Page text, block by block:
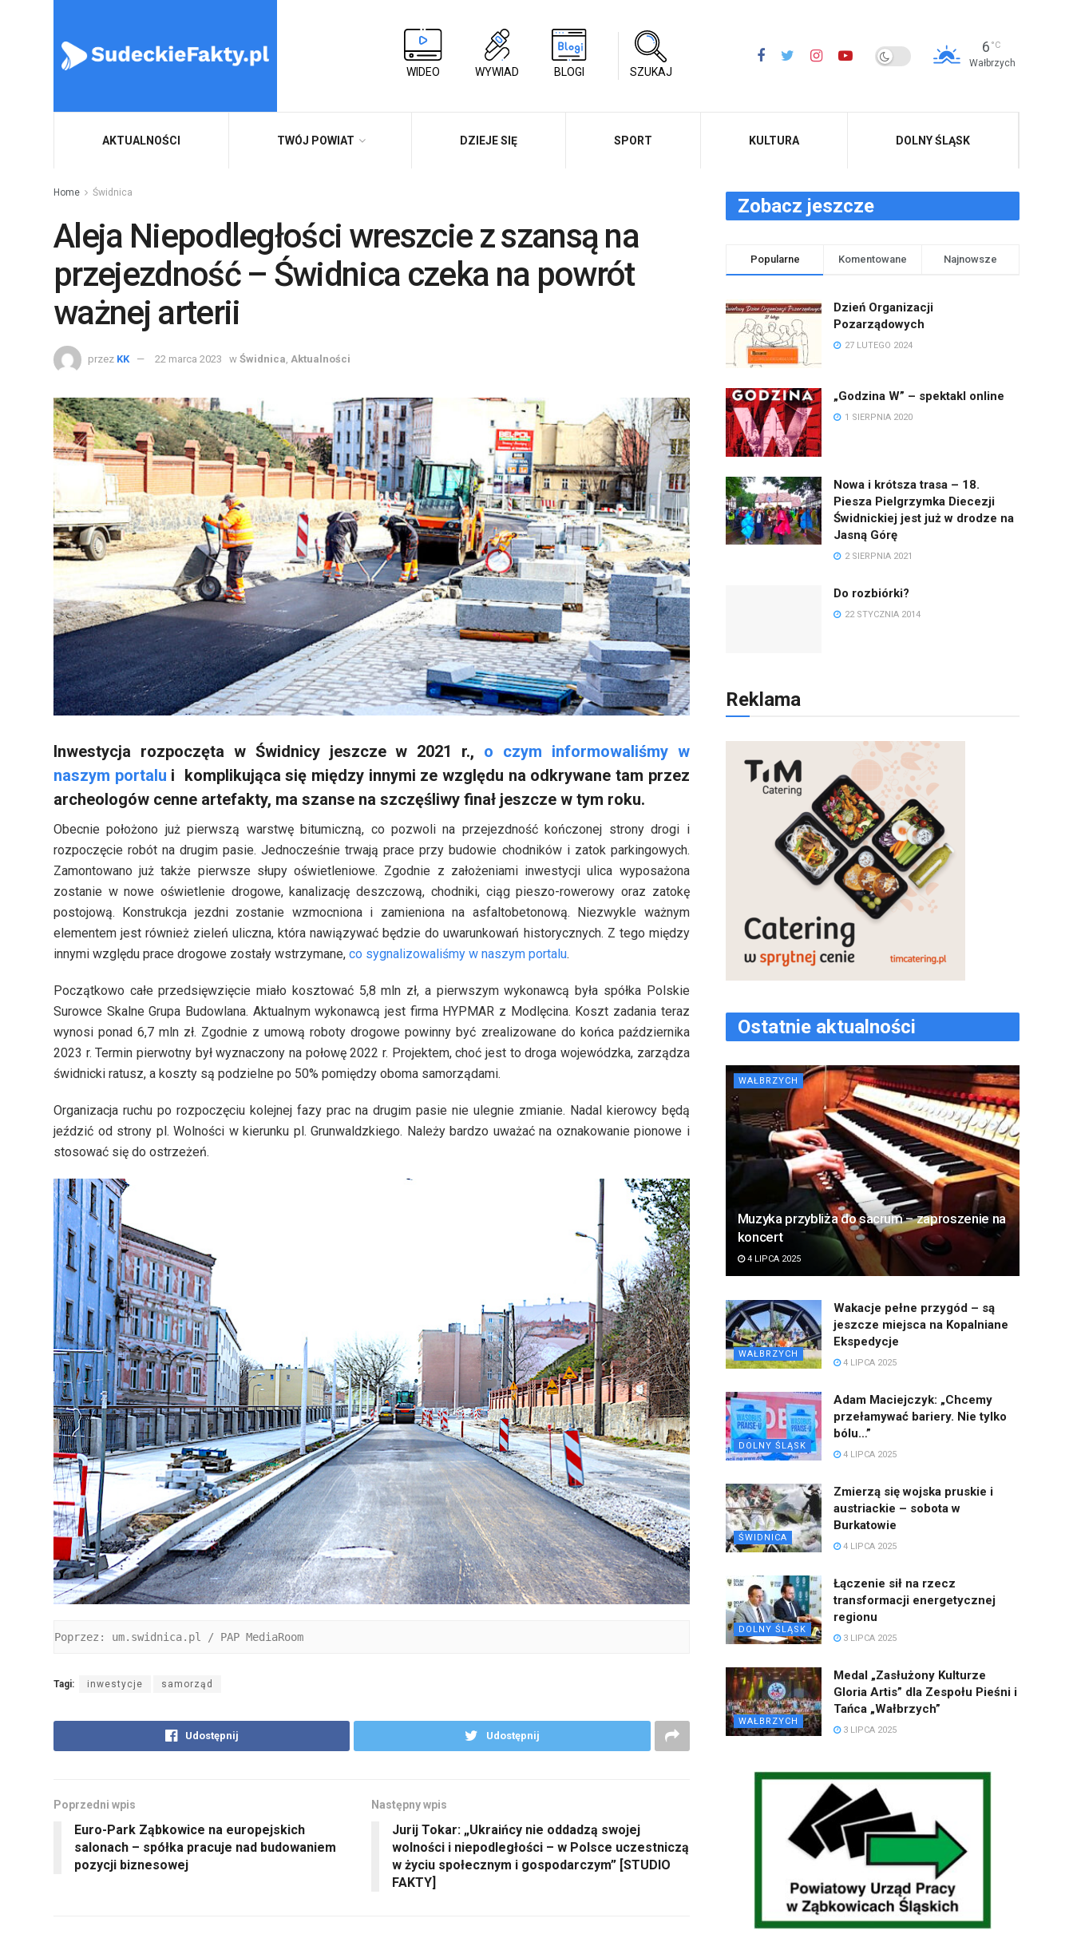
WIDEO WYWIAD BLOGI SZUKAJ
6 °C
Wałbrzych
AKTUALNOŚCI TWÓJ POWIAT DZIEJE SIĘ SPORT KULTURA DOLNY ŚLĄSK
Home Świdnica
Aleja Niepodległości wreszcie z szansą na
przejezdność – Świdnica czeka na powrót
ważnej arterii
przez KK 22 marca 2023 w Świdnica Aktualności
Inwestycja rozpoczęta w Świdnicy jeszcze w 2021 r., o czym informowaliśmy w
naszym portalu i komplikująca się między innymi ze względu na odkrywane tam przez
archeologów cenne artefakty, ma szanse na szczęśliwy finał jeszcze w tym roku.
Obecnie położono już pierwszą warstwę bitumiczną, co pozwoli na przejezdność kończonej strony drogi i
rozpoczęcie robót na drugim pasie. Jednocześnie trwają prace przy budowie chodników i zatok parkingowych.
Zamontowano już także pierwsze słupy oświetleniowe. Zgodnie z założeniami inwestycji ulica wyposażona
zostanie w nowe oświetlenie drogowe, kanalizację deszczową, chodniki, ciąg pieszo-rowerowy oraz zatokę
postojową. Konstrukcja jezdni zostanie wzmocniona i zamieniona na asfaltobetonową. Niezwykle ważnym
elementem jest również zieleń uliczna, która nawiązywać będzie do uwarunkowań historycznych. Z tego między
innymi względu prace drogowe zostały wstrzymane, co sygnalizowaliśmy w naszym portalu.
Początkowo całe przedsięwzięcie miało kosztować 5,8 mln zł, a pierwszym wykonawcą była spółka Polskie
Surowce Skalne Grupa Budowlana. Aktualnym wykonawcą jest firma HYPMAR z Modlęcina. Koszt zadania teraz
wynosi ponad 6,7 mln zł. Zgodnie z umową roboty drogowe powinny być zrealizowane do końca października
2023 r. Termin pierwotny był wyznaczony na połowę 2022 r. Projektem, choć jest to droga wojewódzka, zarządza
świdnicki ratusz, a koszty są podzielne po 50% pomiędzy oboma samorządami.
Organizacja ruchu po rozpoczęciu kolejnej fazy prac na drugim pasie nie ulegnie zmianie. Nadal kierowcy będą
jeździć od strony pl. Wolności w kierunku pl. Grunwaldzkiego. Należy bardzo uważać na oznakowanie pionowe i
stosować się do ostrzeżeń.
Poprzez: um.swidnica.pl / PAP MediaRoom
Tagi: inwestycje samorząd
Udostępnij Udostępnij
Poprzedni wpis
Euro-Park Ząbkowice na europejskich
salonach – spółka pracuje nad budowaniem
pozycji biznesowej
Następny wpis
Jurij Tokar: „Ukraińcy nie oddadzą swojej
wolności i niepodległości – w Polsce uczestniczą
w życiu społecznym i gospodarczym” [STUDIO
FAKTY]
Zobacz jeszcze
Popularne Komentowane Najnowsze
Dzień Organizacji
Pozarządowych
27 LUTEGO 2024
„Godzina W” – spektakl online
1 SIERPNIA 2020
Nowa i krótsza trasa – 18.
Piesza Pielgrzymka Diecezji
Świdnickiej jest już w drodze na
Jasną Górę
2 SIERPNIA 2021
Do rozbiórki?
22 STYCZNIA 2014
Reklama
Ostatnie aktualności
WAŁBRZYCH
Muzyka przybliża do sacrum – zaproszenie na
koncert
4 LIPCA 2025
WAŁBRZYCH
Wakacje pełne przygód – są
jeszcze miejsca na Kopalniane
Ekspedycje
4 LIPCA 2025
DOLNY ŚLĄSK
Adam Maciejczyk: „Chcemy
przełamywać bariery. Nie tylko
bólu…”
4 LIPCA 2025
ŚWIDNICA
Zmierzą się wojska pruskie i
austriackie – sobota w
Burkatowie
4 LIPCA 2025
DOLNY ŚLĄSK
Łączenie sił na rzecz
transformacji energetycznej
regionu
3 LIPCA 2025
WAŁBRZYCH
Medal „Zasłużony Kulturze
Gloria Artis” dla Zespołu Pieśni i
Tańca „Wałbrzych”
3 LIPCA 2025